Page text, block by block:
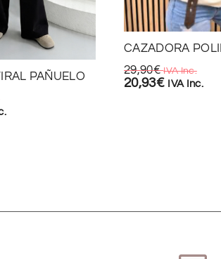
PAÑUELO
CAZADORA
29,90€ IVA Inc.
20,93€ IVA Inc.